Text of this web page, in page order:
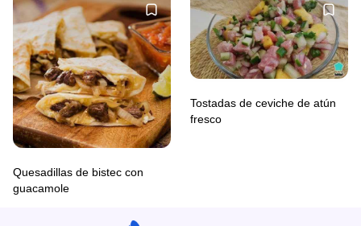
Quesadillas de bistec con
guacamole
Tostadas de ceviche de atún
fresco